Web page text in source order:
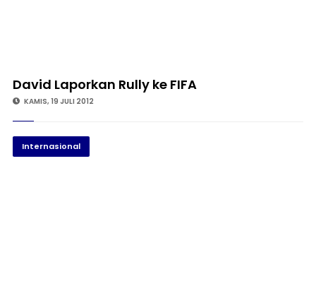
David Laporkan Rully ke FIFA
KAMIS, 19 JULI 2012
Internasional